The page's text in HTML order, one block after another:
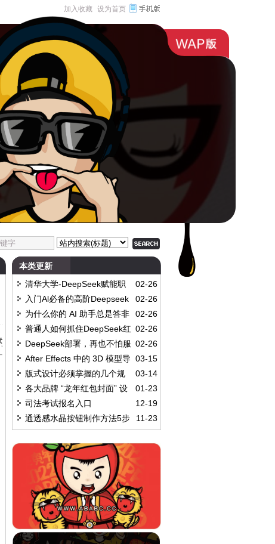
加入收藏 设为首页
一个寂静的夜里，萌生了这个创作的想法。果子有爱憎分明
本类更新
02-26
清华大学-DeepSeek赋能职
场
02-26
入门Al必备的高阶Deepseek
提示词
02-26
为什么你的 AI 助手总是答非
所问?
02-26
普通人如何抓住DeepSeek红
利
02-26
DeepSeek部署，再也不怕服
务器崩了!
03-15
After Effects 中的 3D 模型导
入
03-14
版式设计必须掌握的几个规
律
01-23
各大品牌 “龙年红包封面” 设
计
12-19
司法考试报名入口
11-23
通透感水晶按钮制作方法5步
曲